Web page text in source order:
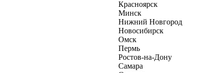
Красноярск
Минск
Нижний Новгород
Новосибирск
Омск
Пермь
Ростов-на-Дону
Самара